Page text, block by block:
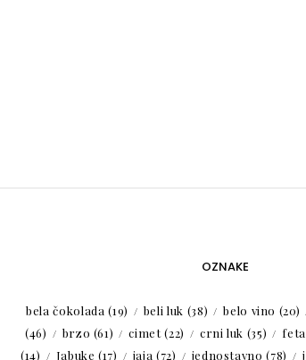
OZNAKE
bela čokolada (19) beli luk (38) belo vino (20)
(46)
brzo (61) cimet(22) crni luk (35)
(14)
Jabuke (17) jaja (72) jednostavno (78)